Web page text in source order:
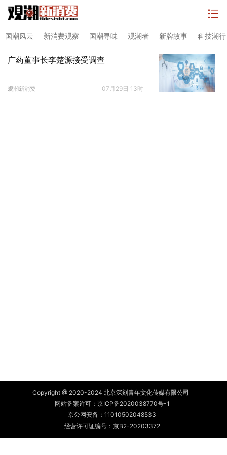
国潮风云 新消费观察 国潮寻味 观潮者 新牌故事 科技潮行
广药董事长李楚源接受调查
观潮新消费 07月29日 13时
Copyright @ 2020-2024 北京深刻青年文化传媒有限公司
网站备案许可： 京ICP备2020038770号-1
京公网安备： 11010502048533
经营许可证编号：京B2-20203372